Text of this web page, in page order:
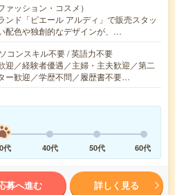
ッション・コスメ）
ンド「ピエール アルディ」で販売スタッ
配色や独創的なデザインが、…
コンスキル不要 / 英語力不要
迎／経験者優遇／主婦・主夫歓迎／第二
ー歓迎／学歴不問／履歴書不要…
代 40代 50代 60代
募へ進む 詳しく見る